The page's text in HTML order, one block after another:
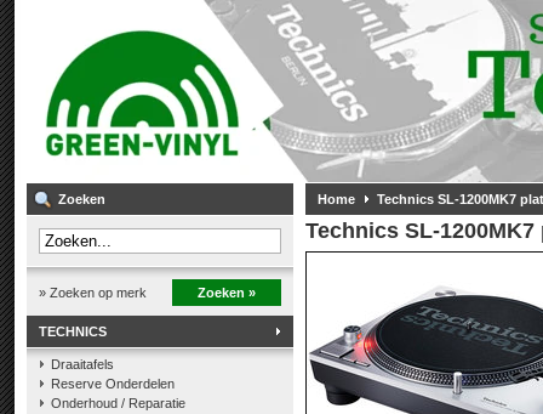
Zoeken
» Zoeken op merk Zoeken »
TECHNICS
Draaitafels
Reserve Onderdelen
Onderhoud / Reparatie
Home Technics SL-1200MK7
Technics SL-